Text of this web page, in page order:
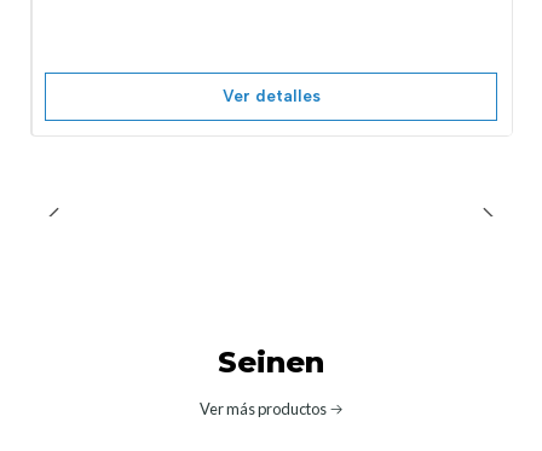
Ver detalles
Seinen
Ver más productos